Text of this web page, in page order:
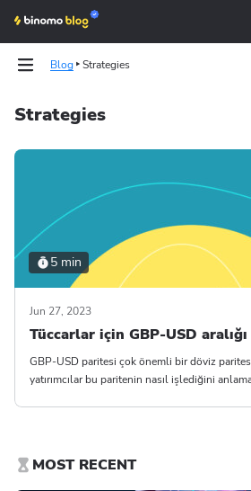
Blog Strategies
Strategies
5 min
Jun 27, 2023
Tüccarlar için GBP-USD
GBP-USD paritesi çok önemli bir döviz
yatırımcılar bu paritenin nasıl işlediğini
MOST RECENT